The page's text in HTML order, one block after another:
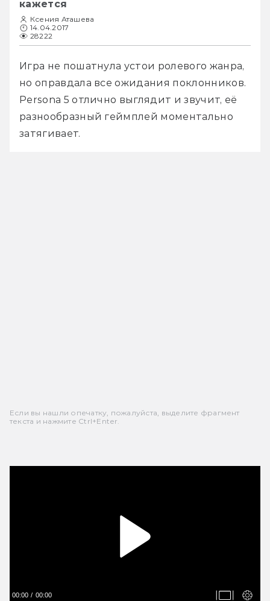
кажется
Ксения Аташева
14.04.2017
28222
Игра не пошатнула устои ролевого жанра,
но оправдала все ожидания поклонников.
Persona 5 отлично выглядит и звучит, её
разнообразный геймплей моментально
затягивает.
Если вы нашли опечатку, пожалуйста, выделите фрагмент
текста и нажмите Ctrl+Enter.
00:00 00:00